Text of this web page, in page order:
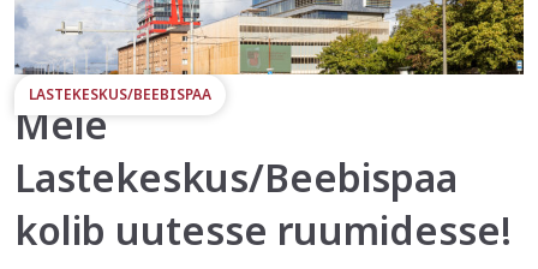
LASTEKESKUS/BEEBISPAA
Meie
Lastekeskus/Beebispaa
kolib uutesse ruumidesse!